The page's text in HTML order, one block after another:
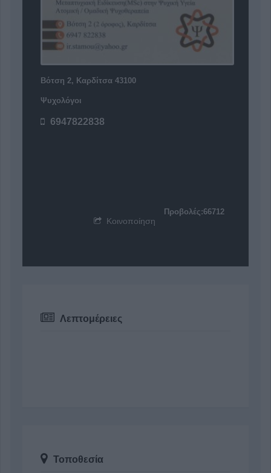
Βότση 2, Καρδίτσα 43100
Ψυχολόγοι
6947822838
Προβολές:66712
Κοινοποίηση
Λεπτομέρειες
Τοποθεσία